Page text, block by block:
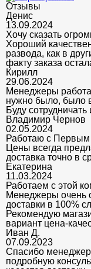
Отзывы
Денис
13.09.2024
Хочу сказать
Хороший
развода, как в
факту заказа
Кирилл
29.06.2024
Менеджеры
нужно было, было
Буду сотрудничать
Владимир Чернов
02.05.2024
Работаю с Первым
Цены всегда
доставка точно в
Екатерина
11.03.2024
Работаем с этой
Менеджеры очень
доставки в 100%
Рекомендую
вариант цена-
Иван Д.
07.09.2023
Спасибо
подробную